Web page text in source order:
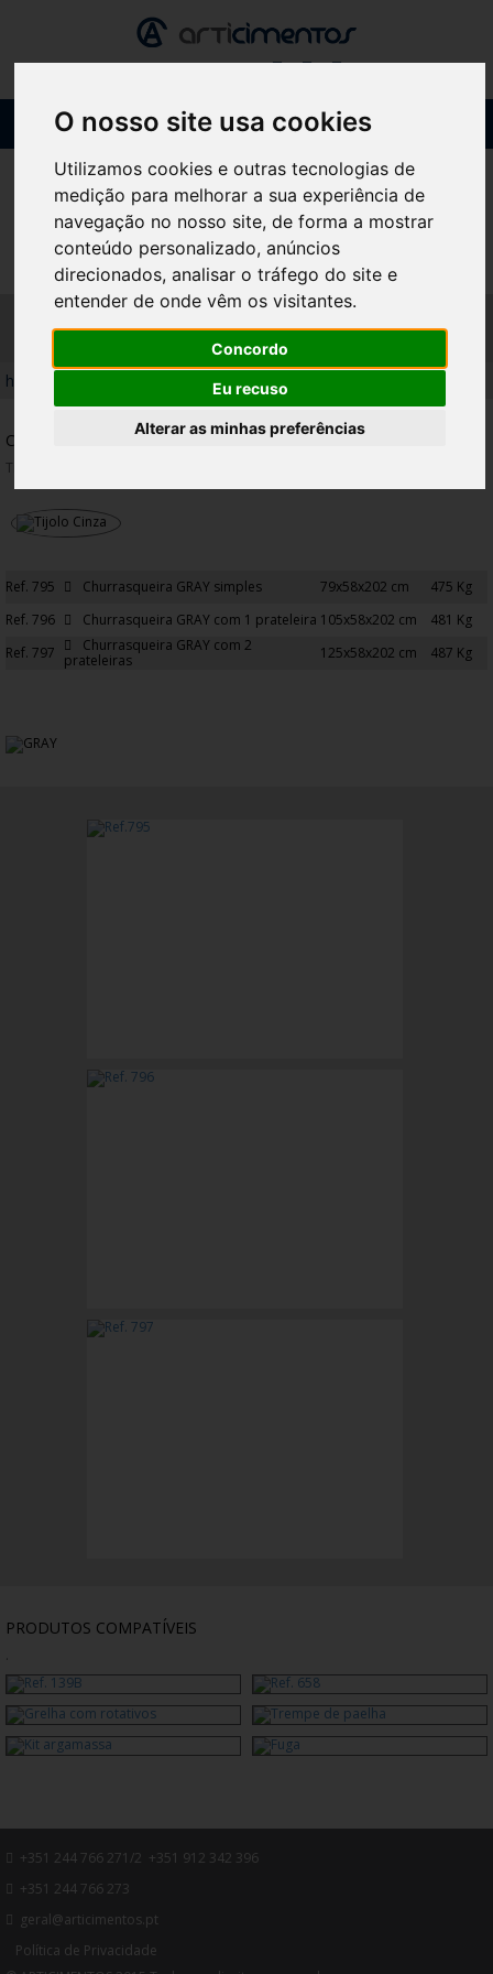
O nosso site usa cookies
Utilizamos cookies e outras tecnologias de
medição para melhorar a sua experiência de
navegação no nosso site, de forma a mostrar
conteúdo personalizado, anúncios
direcionados, analisar o tráfego do site e
entender de onde vêm os visitantes.
Concordo
Eu recuso
Alterar as minhas preferências
GRAY
home churrasqueiras/gray
CARACTERÍSTICAS
Tijolo cinza
Ref. 795 Churrasqueira GRAY simples 79x58x202 cm
475 Kg
Ref. 796
Churrasqueira GRAY com 1 prateleira 105x58x202 cm
481 Kg
Ref. 797
Churrasqueira GRAY com 2
prateleiras
125x58x202 cm 487 Kg
PRODUTOS COMPATÍVEIS
.
+351 244 766 271/2 +351 912 342 396
+351 244 766 273
geral@articimentos.pt
Política de Privacidade